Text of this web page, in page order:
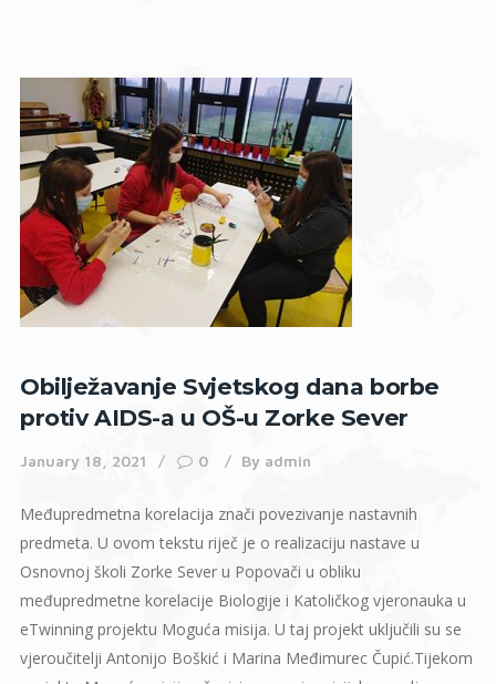
Obilježavanje Svjetskog dana borbe
protiv AIDS-a u OŠ-u Zorke Sever
January 18, 2021 0 By admin
Međupredmetna korelacija znači povezivanje nastavnih
predmeta. U ovom tekstu riječ je o realizaciju nastave u
Osnovnoj školi Zorke Sever u Popovači u obliku
međupredmetne korelacije Biologije i Katoličkog vjeronauka u
eTwinning projektu Moguća misija. U taj projekt uključili su se
vjeroučitelji Antonijo Boškić i Marina Međimurec Čupić.Tijekom